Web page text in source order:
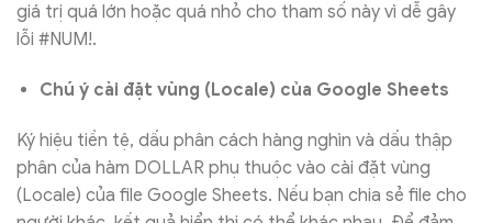
giá trị quá lớn hoặc quá nhỏ cho tham số này vì dễ gây
lỗi #NUM!.
Chú ý cài đặt vùng (Locale) của Google Sheets
Ký hiệu tiền tệ, dấu phân cách hàng nghìn và dấu thập
phân của hàm DOLLAR phụ thuộc vào cài đặt vùng
(Locale) của file Google Sheets. Nếu bạn chia sẻ file cho